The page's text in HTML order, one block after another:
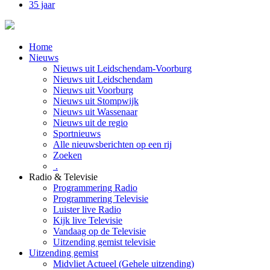
35 jaar
Home
Nieuws
Nieuws uit Leidschendam-Voorburg
Nieuws uit Leidschendam
Nieuws uit Voorburg
Nieuws uit Stompwijk
Nieuws uit Wassenaar
Nieuws uit de regio
Sportnieuws
Alle nieuwsberichten op een rij
Zoeken
.
Radio & Televisie
Programmering Radio
Programmering Televisie
Luister live Radio
Kijk live Televisie
Vandaag op de Televisie
Uitzending gemist televisie
Uitzending gemist
Midvliet Actueel (Gehele uitzending)